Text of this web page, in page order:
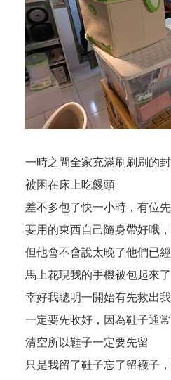
一時之間全家充滿刷刷刷的
被困在床上吃饅頭
差不多包了快一小時，有位
要用的東西自己隨身帶好哦
但他會不會說太晚了他們已
馬上花現我的手機被包起來了
幸好我聰明一開始有先救出
一定要先收好，因為鞋子通
清空所以鞋子一定要先留
只是我留了鞋子忘了留襪子